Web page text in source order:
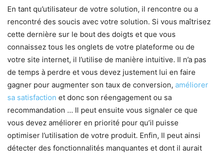
En tant qu’utilisateur de votre solution, il rencontre ou a
rencontré des soucis avec votre solution. Si vous maîtrisez
cette dernière sur le bout des doigts et que vous
connaissez tous les onglets de votre plateforme ou de
votre site internet, il l’utilise de manière intuitive. Il n’a pas
de temps à perdre et vous devez justement lui en faire
gagner pour augmenter son taux de conversion, améliorer
sa satisfaction et donc son réengagement ou sa
recommandation … Il peut ensuite vous signaler ce que
vous devez améliorer en priorité pour qu’il puisse
optimiser l’utilisation de votre produit. Enfin, Il peut ainsi
détecter des fonctionnalités manquantes et dont il aurait